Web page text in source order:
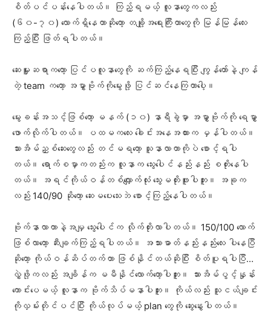
စိတ်ပင်ပန်းနေပါတယ်။ ကြည့်ရမယ့် လူနာတွေကလည်း
(၆၀-၇၀) လောက်ရှိနေတာဆိုတော့ တချို့အရေးကြီးတာတွေကို မြန်မြန်လေး
ကြည့်ပြီး ဖြတ်ရပါတယ်။
ဆေးမှူးဆရာကတော့ ပြင်ပလူနာတွေကို ဆက်ကြည့်နေရပြီး ကျွန်တော်နဲ့ ကျန်
တဲ့ team ကတော့ အမွှာဗိုက်ကိုမွေးဖို့ ပြင်ဆင်နေကြတာပေါ့။
မွေးခန်းအသင့်ဖြစ်တော့ မနက် (၁၀) နာရီခွဲမှာ အမွှာဗိုက်ကို ရေမွှာ
ဖောက်လိုက်ပါတယ်။ ပထမကလေး ခေါင်းအနေအထားက မှန်ပါတယ်။
သားအိမ်ညှစ်ဆေးတွေလည်း တင်မရတော့ သူနာလာတာကိုပဲ စောင့်ရပါ
တယ်။ ရောက်စမှာကတည်းက လူနာက သွေးပေါင်နည်းနည်း စတိုးနေပါ
တယ်။ အရင်ကိုယ်ဝန်တစ်လျှောက်လုံး သွေးမတိုးဖူးပါဘူး။ အခုက
လည်း 140/90 ဆိုတော့ ဆေးမပေးသေးဘဲ စောင့်ကြည့်နေပါတယ်။
ဗိုက်နာလာတာနဲ့အမျှ သွေးပေါင်က လိုက်တိုးလာပါတယ်။ 150/100 လောက်
ဖြစ်လာတော့ ဆီးချက်ကြည့်ရပါတယ်။ အသားဓာတ်နည်းနည်းလေး ပါနေပြီ
ဆိုတော့ ကိုယ်ဝန်ဆိပ်တက်တာ ဖြစ်နိုင်တယ်ဆိုပြီး စိတ်ပူရပါပြီ…
လွှဲဖို့ကလည်း အချိန်က မမီနိုင်လောက်တော့ပါဘူး။ သားအိမ်ပွင့်နှုန်း
ကောင်းပေမယ့် လူနာက ဗိုက်သိပ်မနာပါဘူး။ ကိုယ်လည်း သူငယ်ချင်း
ကိုလှမ်းတိုင်ပင်ပြီး ကိုယ်လုပ်မယ့် plan တွေကို ဆွေးနွေးပါတယ်။